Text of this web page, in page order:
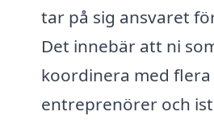
tar på sig ansvaret
Det innebär att ni
koordinera med flera
entreprenörer och